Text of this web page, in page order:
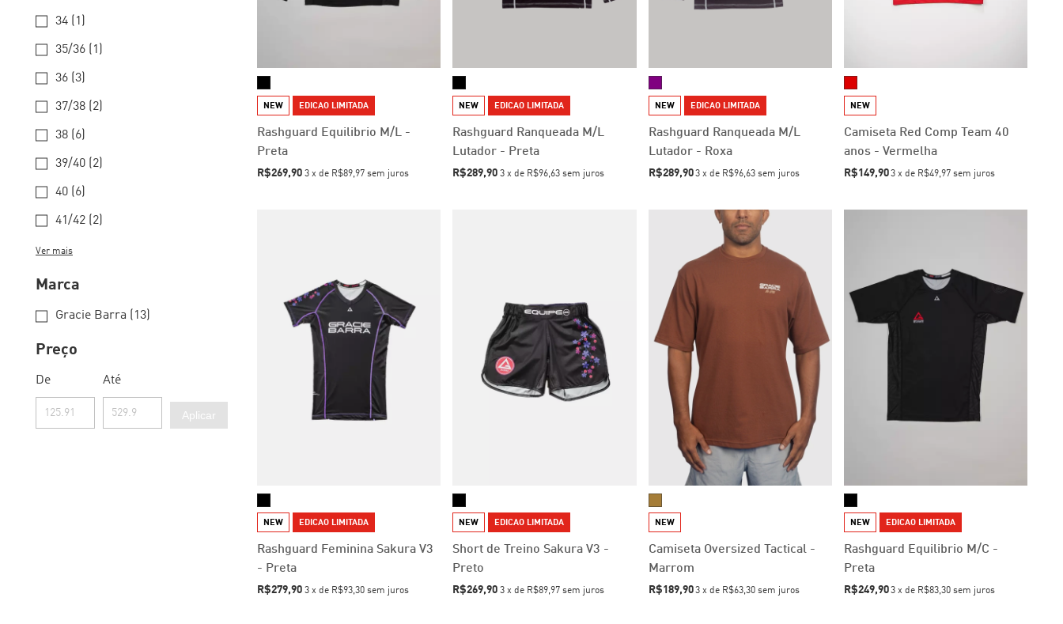
34 (1)
35/36 (1)
36 (3)
37/38 (2)
38 (6)
39/40 (2)
40 (6)
41/42 (2)
Ver mais
Marca
Gracie Barra (13)
Preço
De Até
Aplicar
NEW EDICAO LIMITADA
Rashguard Equilibrio M/L -
Preta
R$269,90 3 x de R$89,97 sem juros
NEW EDICAO LIMITADA
Rashguard Ranqueada M/L
Lutador - Preta
R$289,90 3 x de R$96,63 sem juros
NEW EDICAO LIMITADA
Rashguard Ranqueada M/L
Lutador - Roxa
R$289,90 3 x de R$96,63 sem juros
NEW
Camiseta Red Comp Team 40
anos - Vermelha
R$149,90 3 xde R$49,97 sem juros
NEW EDICAO LIMITADA
Rashguard Feminina Sakura V3
- Preta
R$279,90 3 x de R$93,30 sem juros
NEW EDICAO LIMITADA
Short de Treino Sakura V3 -
Preto
R$269,90 3 x de R$89,97 sem juros
NEW
Camiseta Oversized Tactical -
Marrom
R$189,90 3 x de R$63,30 sem juros
NEW EDICAO LIMITADA
Rashguard Equilibrio M/C -
Preta
R$249,90 3 xde R$83,30 sem juros